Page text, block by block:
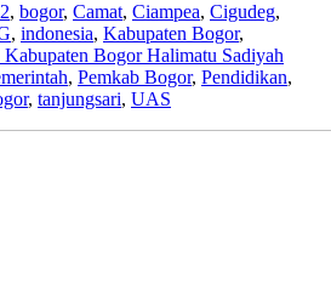
, bogor, Camat, Ciampea, Cigudeg,
, indonesia, Kabupaten Bogor,
Bogor Halimatu Sadiyah
, Pemkab Bogor, Pendidikan,
, tanjungsari, UAS